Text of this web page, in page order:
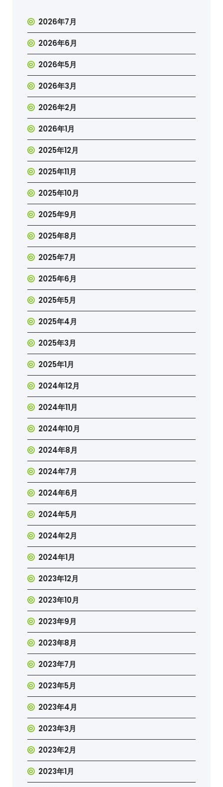
2026年7月
2026年6月
2026年5月
2026年3月
2026年2月
2026年1月
2025年12月
2025年11月
2025年10月
2025年9月
2025年8月
2025年7月
2025年6月
2025年5月
2025年4月
2025年3月
2025年1月
2024年12月
2024年11月
2024年10月
2024年8月
2024年7月
2024年6月
2024年5月
2024年2月
2024年1月
2023年12月
2023年10月
2023年9月
2023年8月
2023年7月
2023年5月
2023年4月
2023年3月
2023年2月
2023年1月